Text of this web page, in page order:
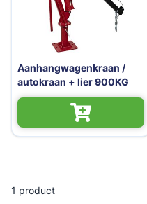
Aanhangwagenkraan /
autokraan + lier 900KG
1 product